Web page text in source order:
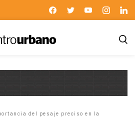
del pesaje preciso en la